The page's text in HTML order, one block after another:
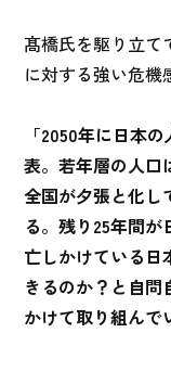
髙橋氏を駆り立て
に対する強い危機
「2050年に日本
表。若年層の人口
全国が夕張と化し
る。残り25年間
亡しかけている日
きるのか？と自問
かけて取り組んで